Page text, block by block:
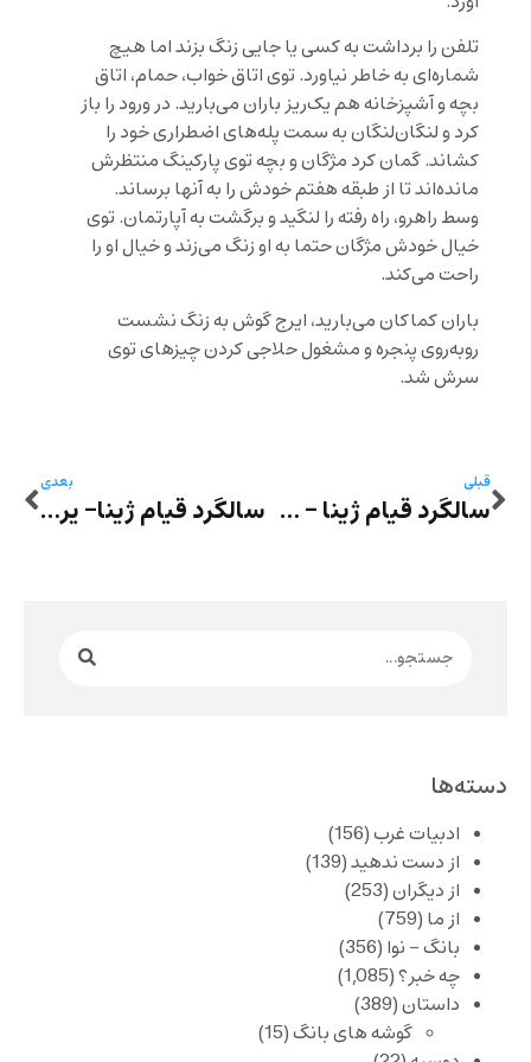
تلفن را برداشت به کسی یا جایی زنگ بزند اما هیچ
شماره‌ای به خاطر نیاورد. توی اتاق خواب، حمام، اتاق
بچه و آشپزخانه هم یک‌ریز باران می‌بارید. در ورود را باز
کرد و لنگان‌لنگان به سمت پله‌های اضطراری خود را
کشاند. گمان کرد مژگان و بچه توی پارکینگ منتظرش
مانده‌اند تا از طبقه هفتم خودش را به آنها برساند.
وسط راهرو، راه رفته را لنگید و برگشت به آپارتمان. توی
خیال خودش مژگان حتما به او زنگ می‌زند و خیال او را
راحت می‌کند.
باران کماکان می‌بارید، ایرج گوش به زنگ نشست
روبه‌روی پنجره و مشغول حلاجی کردن چیزهای توی
سرش شد.
قبلی
سالگرد قیام ژینا – حسن حسام: در چنبره هراس!
بعدی
سالگرد قیام ژینا- یراحی: اتفاقات بدتری هم بیفتد پاش هستم
دسته‌ها
ادبیات غرب(156)
از دست ندهید(139)
از دیگران(253)
از ما (759)
بانگ – نوا (356)
چه خبر؟(1,085)
داستان(389)
گوشه های بانگ(15)